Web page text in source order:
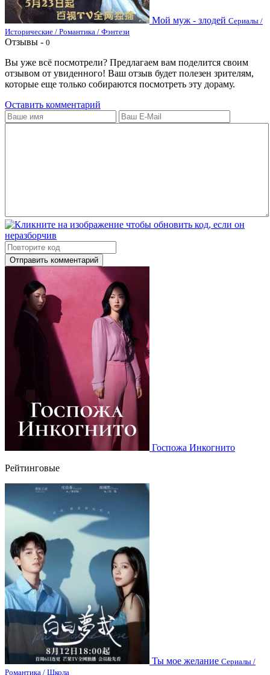
Мой муж - злодей Сериалы /
Исторические / Романтика / Фэнтези
Отзывы - 0
Вы уже всё посмотрели? Предлагаем вам поделится своим
отзывом от увиденного! Ваш отзыв будет полезен зрителям,
которые еще только собираются посмотреть эту дораму.
Оставить комментарий
Отправить комментарий
Госпожа Инкогнито
Рейтинговые
Ты мое желание Сериалы /
Романтика / Школа